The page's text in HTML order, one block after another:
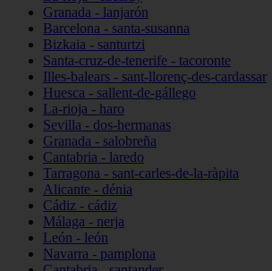
Granada - lanjarón
Barcelona - santa-susanna
Bizkaia - santurtzi
Santa-cruz-de-tenerife - tacoronte
Illes-balears - sant-llorenç-des-cardassar
Huesca - sallent-de-gállego
La-rioja - haro
Sevilla - dos-hermanas
Granada - salobreña
Cantabria - laredo
Tarragona - sant-carles-de-la-ràpita
Alicante - dénia
Cádiz - cádiz
Málaga - nerja
León - león
Navarra - pamplona